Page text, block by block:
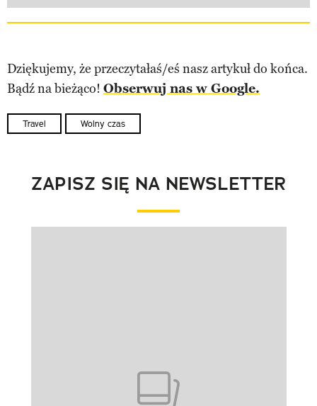
Dziękujemy, że przeczytałaś/eś nasz artykuł do końca.
Bądź na bieżąco! Obserwuj nas w Google.
Travel Wolny czas
ZAPISZ SIĘ NA NEWSLETTER